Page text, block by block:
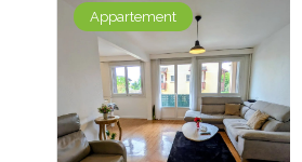
Appartement